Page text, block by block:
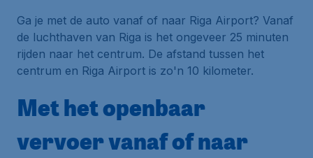
Ga je met de auto vanaf of naar Riga Airport? Vanaf
de luchthaven van Riga is het ongeveer 25 minuten
rijden naar het centrum. De afstand tussen het
centrum en Riga Airport is zo'n 10 kilometer.
Met het openbaar
vervoer vanaf of naar